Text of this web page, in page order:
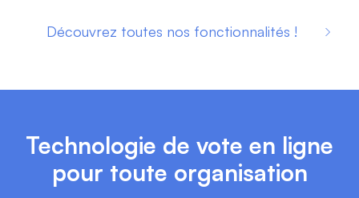
Découvrez toutes nos fonctionnalités !
Technologie de vote en ligne
pour toute organisation